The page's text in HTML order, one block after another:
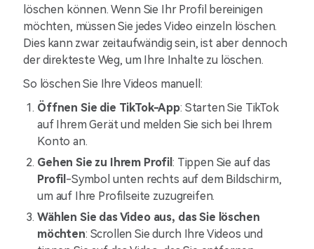
löschen können. Wenn Sie Ihr Profil bereinigen
möchten, müssen Sie jedes Video einzeln löschen.
Dies kann zwar zeitaufwändig sein, ist aber dennoch
der direkteste Weg, um Ihre Inhalte zu löschen.
So löschen Sie Ihre Videos manuell:
Öffnen Sie die TikTok-App: Starten Sie TikTok
auf Ihrem Gerät und melden Sie sich bei Ihrem
Konto an.
Gehen Sie zu Ihrem Profil : Tippen Sie auf das
Profil -Symbol unten rechts auf dem Bildschirm,
um auf Ihre Profilseite zuzugreifen.
Wählen Sie das Video aus, das Sie löschen
möchten: Scrollen Sie durch Ihre Videos und